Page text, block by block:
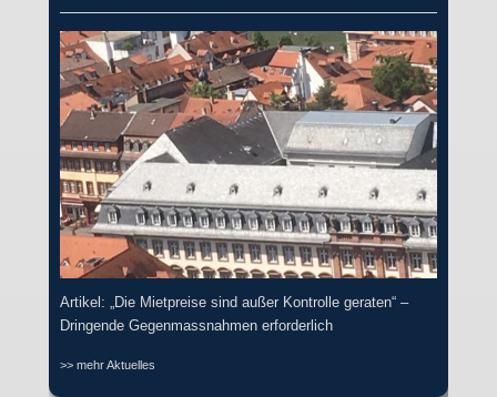
Artikel: „Die Mietpreise sind außer Kontrolle geraten“ –
Dringende Gegenmassnahmen erforderlich
>> mehr Aktuelles